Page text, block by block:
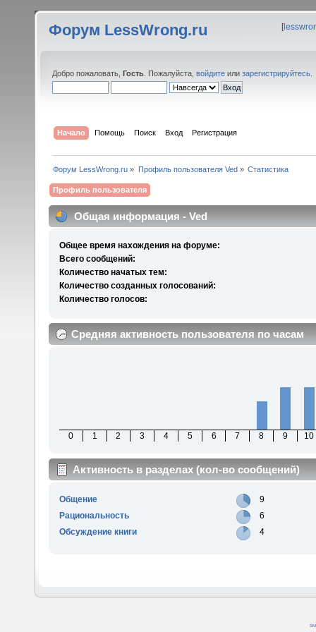
Форум LessWrong.ru [
Добро пожаловать, Гость . Пожалуйста, войдите или зарегистрируйтесь
Начало Помощь Поиск Вход Регистрация
Форум LessWrong.ru » Профиль пользователя Ved» Статистика
Профиль пользователя
Общая информация - Ved
Общее время нахождения на форуме:
Всего сообщений:
Количество начатых тем:
Количество созданных голосований:
Количество голосов:
Средняя активность пользователя по часам
0 1 2 3 4 5 6 7 8 9 10
Активность в разделах (кол-во сообщений)
Общение
9
Рациональность
6
Обсуждение книги
4